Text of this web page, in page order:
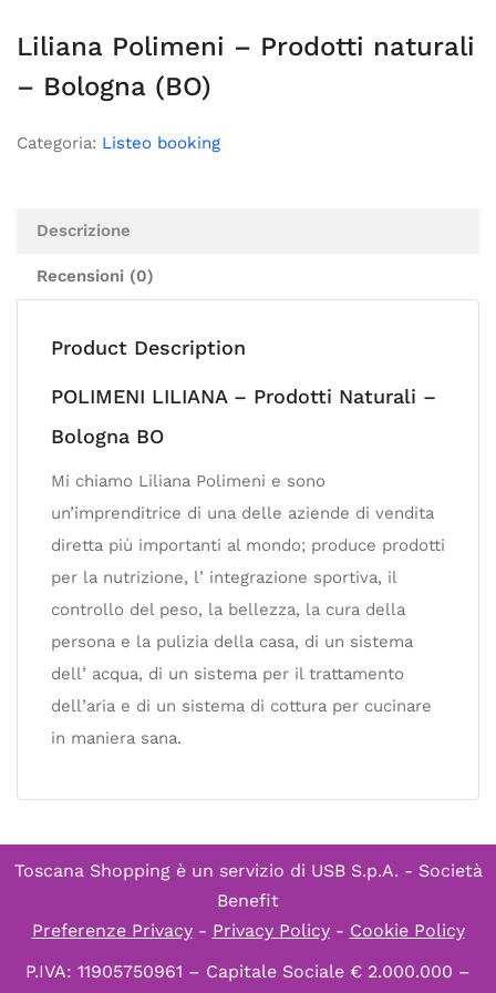
Liliana Polimeni – Prodotti naturali
– Bologna (BO)
Categoria: Listeo booking
Descrizione
Recensioni (0)
Product Description
POLIMENI LILIANA – Prodotti Naturali –
Bologna BO
Mi chiamo Liliana Polimeni e sono
un’imprenditrice di una delle aziende di vendita
diretta più importanti al mondo; produce prodotti
per la nutrizione, l’ integrazione sportiva, il
controllo del peso, la bellezza, la cura della
persona e la pulizia della casa, di un sistema
dell’ acqua, di un sistema per il trattamento
dell’aria e di un sistema di cottura per cucinare
in maniera sana.
Toscana Shopping è un servizio di USB S.p.A. - Società
Benefit
Preferenze Privacy- Privacy Policy- Cookie Policy
P.IVA: 11905750961 – Capitale Sociale € 2.000.000 –